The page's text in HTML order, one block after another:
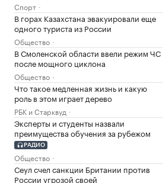
Спорт
В горах Казахстана эвакуировали еще
одного туриста из России
Общество
В Смоленской области ввели режим ЧС
после мощного циклона
Общество
Что такое медленная жизнь и какую
роль в этом играет дерево
РБК и Старквуд
Эксперты и студенты назвали
преимущества обучения за рубежом
РАДИО
Общество
Сеул счел санкции Британии против
России угрозой своей